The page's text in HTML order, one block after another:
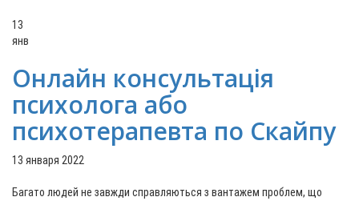
13
янв
Онлайн консультація
психолога або
психотерапевта по Скайпу
13 января 2022
Багато людей не завжди справляються з вантажем проблем, що